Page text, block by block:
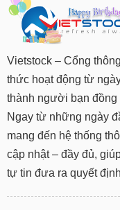
Vietstock – Cổng
thức hoạt động từ
thành người bạn đồng
Ngay từ những ngày
mang đến hệ thống
cập nhật – đầy đủ,
tự tin đưa ra quyết